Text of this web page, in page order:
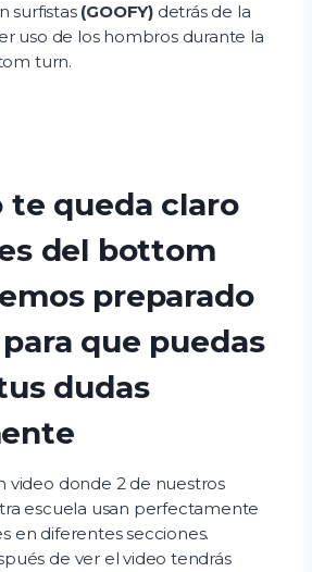
surfistas (GOOFY) detrás de la
uso de los hombros durante la
turn.
te queda claro
del bottom
preparado
que puedas
dudas
video donde 2 de nuestros
escuela usan perfectamente
en diferentes secciones.
de ver el video tendrás